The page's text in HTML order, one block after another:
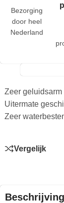
Bezorging
door heel
Nederland
Zeer geluidsarm
Uitermate
Zeer
Vergelijk
Beschrijving